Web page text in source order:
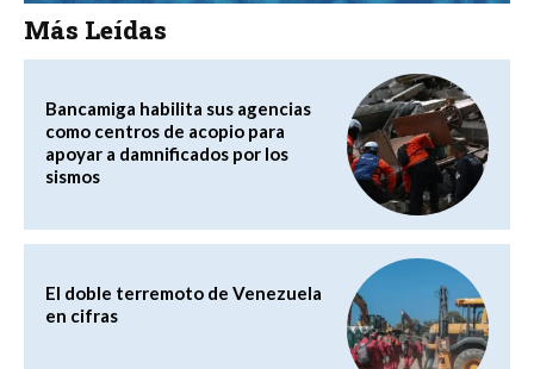
Más Leídas
Bancamiga habilita sus agencias
como centros de acopio para
apoyar a damnificados por los
sismos
El doble terremoto de Venezuela
en cifras